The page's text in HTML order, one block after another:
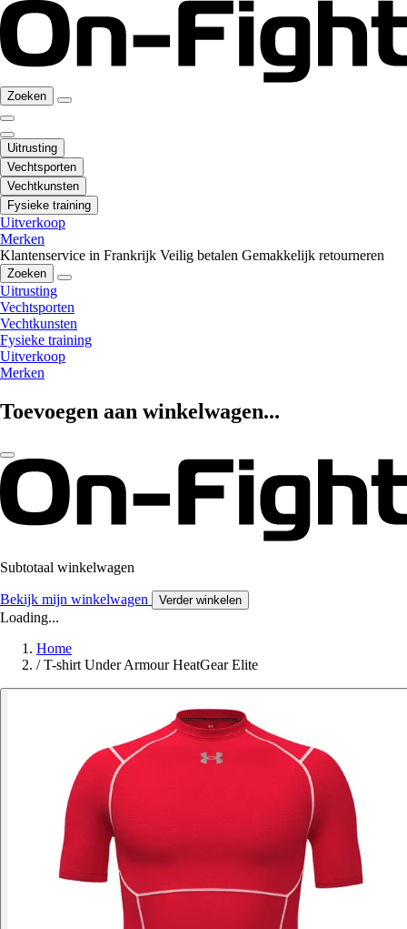
Zoeken
Uitrusting
Vechtsporten
Vechtkunsten
Fysieke training
Uitverkoop
Merken
Klantenservice in Frankrijk Veilig betalen Gemakkelijk retourneren
Zoeken
Uitrusting
Vechtsporten
Vechtkunsten
Fysieke training
Uitverkoop
Merken
Toevoegen aan winkelwagen...
Subtotaal winkelwagen
Bekijk mijn winkelwagen Verder winkelen
Loading...
Home
/ T-shirt Under Armour HeatGear Elite